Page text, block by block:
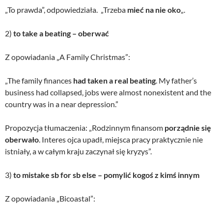
„To prawda”, odpowiedziała. „Trzeba mieć na nie oko„.
2) to take a beating – oberwać
Z opowiadania „A Family Christmas”:
„The family finances had taken a real beating. My father’s
business had collapsed, jobs were almost nonexistent and the
country was in a near depression.”
Propozycja tłumaczenia: „Rodzinnym finansom porządnie się
oberwało. Interes ojca upadł, miejsca pracy praktycznie nie
istniały, a w całym kraju zaczynał się kryzys”.
3) to mistake sb for sb else – pomylić kogoś z kimś innym
Z opowiadania „Bicoastal”: